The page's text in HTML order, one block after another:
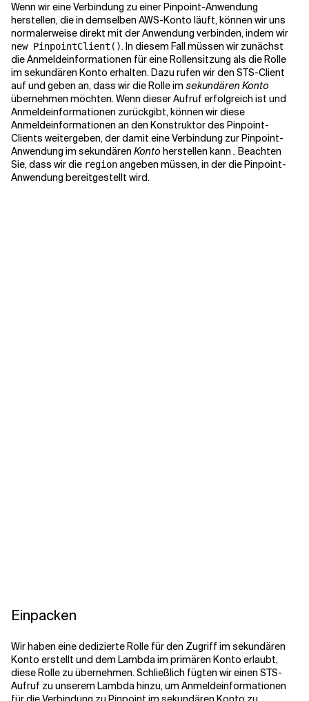
Wenn wir eine Verbindung zu einer Pinpoint-Anwendung
herstellen, die in demselben AWS-Konto läuft, können wir uns
normalerweise direkt mit der Anwendung verbinden, indem wir
new PinpointClient(). In diesem Fall müssen wir zunächst
die Anmeldeinformationen für eine Rollensitzung als die Rolle
im sekundären Konto erhalten. Dazu rufen wir den STS-Client
auf und geben an, dass wir die Rolle im sekundären Konto
übernehmen möchten. Wenn dieser Aufruf erfolgreich ist und
Anmeldeinformationen zurückgibt, können wir diese
Anmeldeinformationen an den Konstruktor des Pinpoint-
Clients weitergeben, der damit eine Verbindung zur Pinpoint-
Anwendung im sekundären Konto herstellen kann . Beachten
Sie, dass wir die regionangeben müssen, in der die Pinpoint-
Anwendung bereitgestellt wird.
Einpacken
Wir haben eine dedizierte Rolle für den Zugriff im sekundären
Konto erstellt und dem Lambda im primären Konto erlaubt,
diese Rolle zu übernehmen. Schließlich fügten wir einen STS-
Aufruf zu unserem Lambda hinzu, um Anmeldeinformationen